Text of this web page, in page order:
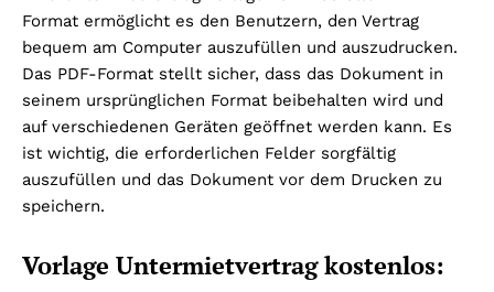
Format ermöglicht es den Benutzern, den Vertrag
bequem am Computer auszufüllen und auszudrucken.
Das PDF-Format stellt sicher, dass das Dokument in
seinem ursprünglichen Format beibehalten wird und
auf verschiedenen Geräten geöffnet werden kann. Es
ist wichtig, die erforderlichen Felder sorgfältig
auszufüllen und das Dokument vor dem Drucken zu
speichern.
Vorlage Untermietvertrag kostenlos: